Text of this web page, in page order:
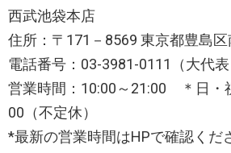
西武池袋本店
住所：〒171－8569 東京都豊島
電話番号：03-3981-0111（大代表
営業時間：10:00～21:00 ＊日・
00（不定休）
*最新の営業時間はHPで確認く